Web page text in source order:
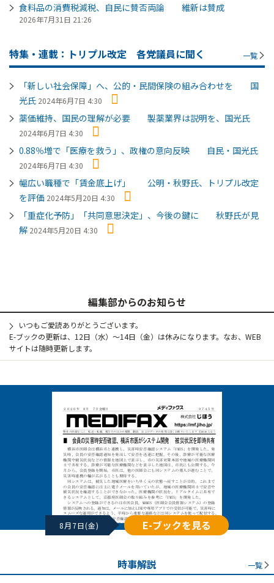
食料品の消費税減税、自民に賛否両論 維新は賛成
2026年7月31日 21:26
特集・連載：トリプル改定 各党議員に聞く 一覧
「新しい社会保障」へ、公的・民間保険の組み合わせを 国
光氏 2024年6月7日 4:30
薬価維持、国民の理解が必要 製薬業界は説明を、国光氏
2024年6月7日 4:30
0.88％増で「医療を救う」、政権の意向反映 自民・国光氏
2024年6月7日 4:30
幅広い職種で「賃金底上げ」 公明・秋野氏、トリプル改定
を評価 2024年5月20日 4:30
「重症化予防」「共同意思決定」、今後の鍵に 秋野氏が見
解 2024年5月20日 4:30
編集部からのお知らせ
いつもご愛読ありがとうございます。
E-ブックの更新は、12日（水）～14日（金）は休みになります。なお、WEB
サイトは随時更新します。
8月7日(金) E-ブックを見る
時事解説 一覧